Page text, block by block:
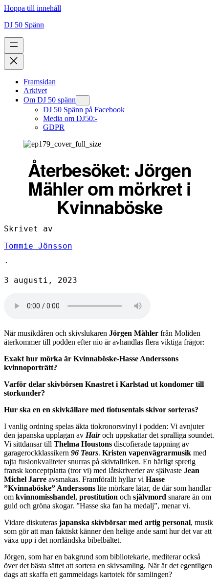
Hoppa till innehåll
DJ 50 Spänn
Framsidan
Arkivet
Om DJ 50 spänn
DJ 50 Spänn på Facebook
Media om DJ50:-
GDPR
Återbesöket: Jörgen
Mähler om mörkret i
Kvinnaböske
Skrivet av
Tommie Jönsson
·
3 augusti, 2023
När musikdåren och skivslukaren Jörgen Mähler från Moliden
återkommer till podden efter nio år avhandlas flera viktiga frågor:
Exakt hur mörka är Kvinnaböske-Hasse Anderssons
kvinnoporträtt?
Varför delar skivbörsen Knastret i Karlstad ut kondomer till
storkunder?
Hur ska en en skivkällare med tiotusentals skivor sorteras?
I vanlig ordning spelas äkta tiokronorsvinyl i podden: Vi avnjuter
den japanska upplagan av Hairoch uppskattar det spralliga soundet.
Vi sittdansar till Thelma Houstons discofierade tappning av
garagerockklassikern 96 Tears. Kristen vapenvägrarmusik med
tajta fusionkvaliteter snurras på skivtallriken. En härligt spretig
fransk konceptplatta (tror vi) med låtskriverier av självaste Jean
Michel Jarre avsmakas. Framförallt hyllar vi Hasse
”Kvinnaböske” Anderssons lite mörkare låtar, de där som handlar
om kvinnomisshandel, prostitution och självmord snarare än om
guld och gröna skogar. ”Hasse ska fan ha medalj”, menar vi.
Vidare diskuteras japanska skivbörsar med artig personal, musik
som gör att man faktiskt känner den helige ande samt hur det var att
växa upp i det norrländska bibelbältet.
Jörgen, som har en bakgrund som bibliotekarie, mediterar också
över det bästa sättet att sortera en skivsamling. När är det egentligen
dags att skaffa ett gammeldags kartotek för samlingen?